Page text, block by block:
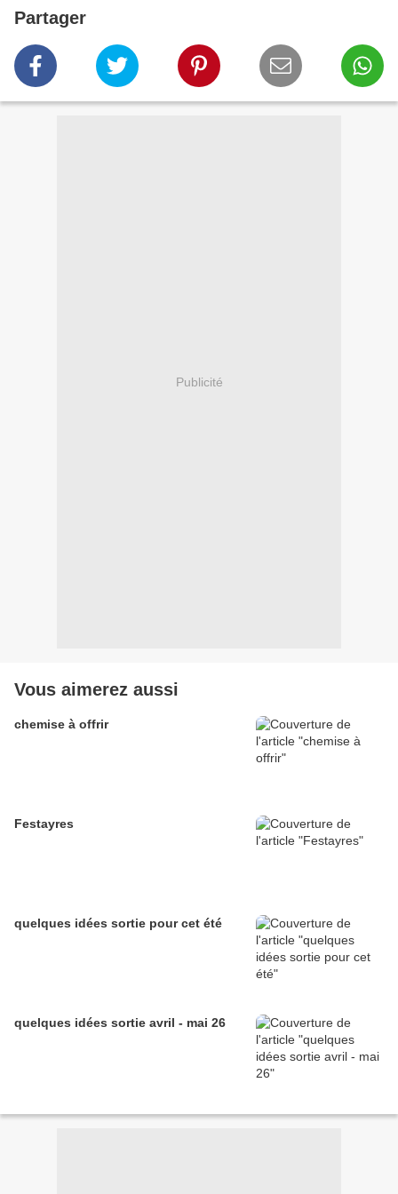
Partager
Publicité
Vous aimerez aussi
chemise à offrir
Festayres
quelques idées sortie pour cet été
quelques idées sortie avril - mai 26